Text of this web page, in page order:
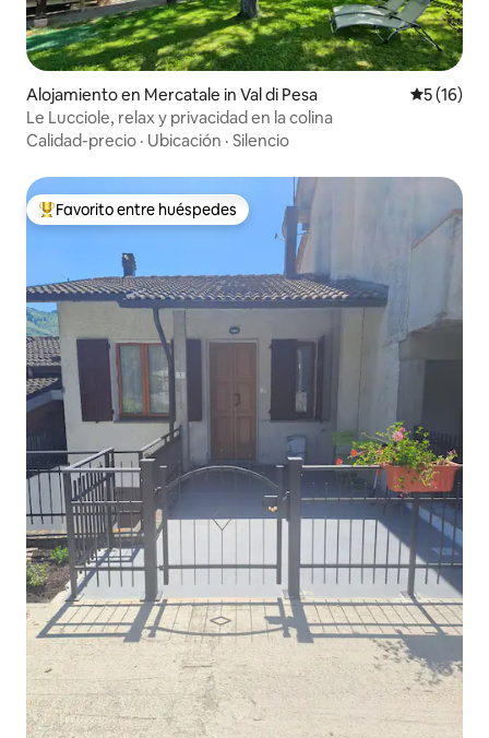
Alojamiento en Mercatale in Val di Pesa
5 (16)
Le Lucciole, relax y privacidad en la colina
Calidad-precio · Ubicación · Silencio
Favorito entre huéspedes preferido
Favorito entre huéspedes